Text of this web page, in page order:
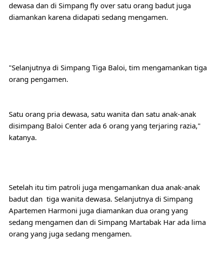
dewasa dan di Simpang fly over satu orang badut juga
diamankan karena didapati sedang mengamen.
"Selanjutnya di Simpang Tiga Baloi, tim mengamankan tiga
orang pengamen.
Satu orang pria dewasa, satu wanita dan satu anak-anak
disimpang Baloi Center ada 6 orang yang terjaring razia,"
katanya.
Setelah itu tim patroli juga mengamankan dua anak-anak
badut dan  tiga wanita dewasa. Selanjutnya di Simpang
Apartemen Harmoni juga diamankan dua orang yang
sedang mengamen dan di Simpang Martabak Har ada lima
orang yang juga sedang mengamen.